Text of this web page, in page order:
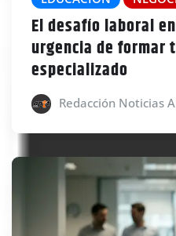
El desafío laboral
urgencia de formar
especializado
Redacción Noticias